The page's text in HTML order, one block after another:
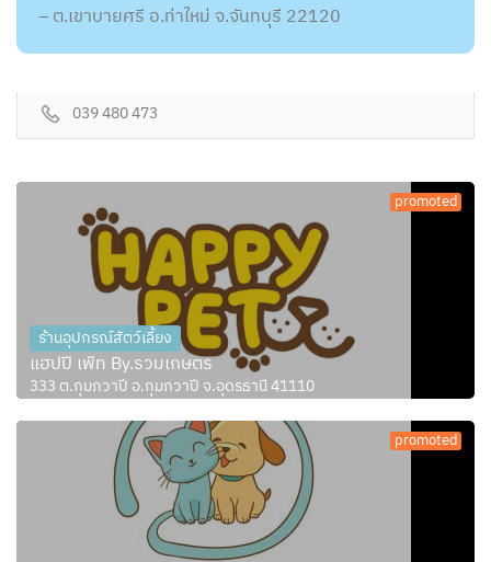
– ต.เขาบายศรี อ.ท่าใหม่ จ.จันทบุรี 22120
039 480 473
promoted
ร้านอุปกรณ์สัตว์เลี้ยง
แฮปปี้ เพ็ท By.รวมเกษตร
333 ต.กุมภวาปี อ.กุมภวาปี จ.อุดรธานี 41110
promoted